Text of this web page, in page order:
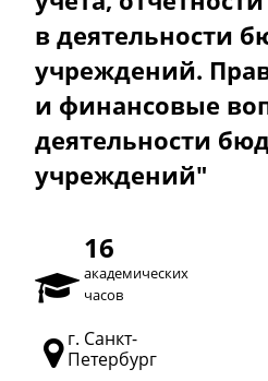
в деятельности
учреждений.
и финансовые
деятельности
учреждений"
16
академических
часов
г. Санкт-
Петербург